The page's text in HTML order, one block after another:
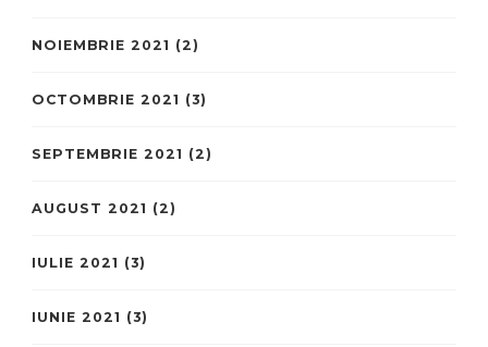
NOIEMBRIE 2021 (2)
OCTOMBRIE 2021 (3)
SEPTEMBRIE 2021 (2)
AUGUST 2021 (2)
IULIE 2021 (3)
IUNIE 2021 (3)